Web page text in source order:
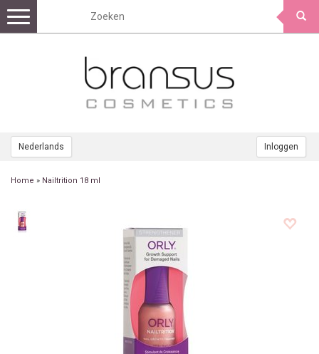
Nederlands Inloggen
Toggle
navigation
Home » Nailtrition 18 ml